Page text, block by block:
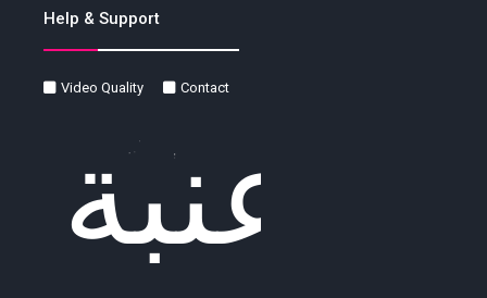
Help & Support
Video Quality Contact